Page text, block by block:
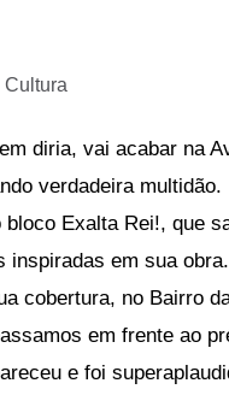
Cultura
diria, vai acabar na
verdadeira multidão.
Exalta Rei!, que
inspiradas em sua
cobertura, no Bairro
em frente ao
e foi